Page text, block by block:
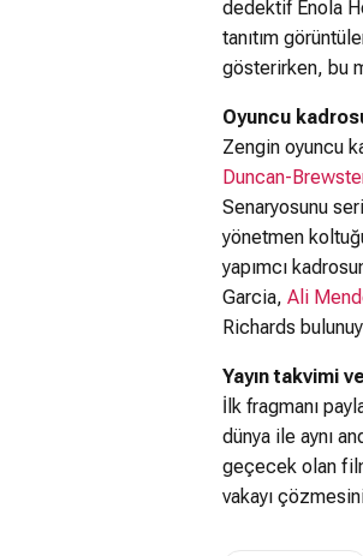
dedektif Enola
tanıtım
gösterirken, bu
Oyuncu
Zengin oyuncu
Duncan-
Senaryosunu
yönetmen
yapımcı
Garcia, Ali
Richards
Yayın takvimi
İlk fragmanı
dünya ile aynı
geçecek olan
vakayı